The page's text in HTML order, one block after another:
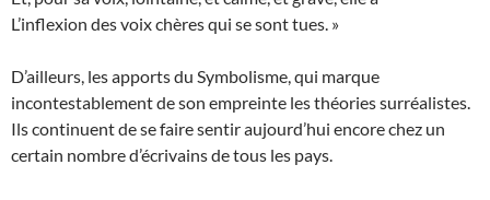
L’inflexion des voix chères qui se sont tues. »
D’ailleurs, les apports du Symbolisme, qui marque
incontestablement de son empreinte les théories surréalistes.
Ils continuent de se faire sentir aujourd’hui encore chez un
certain nombre d’écrivains de tous les pays.